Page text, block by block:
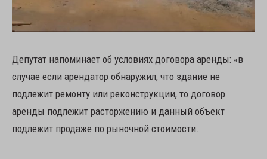
Депутат напоминает об условиях договора аренды: «в
случае если арендатор обнаружил, что здание не
подлежит ремонту или реконструкции, то договор
аренды подлежит расторжению и данный объект
подлежит продаже по рыночной стоимости.